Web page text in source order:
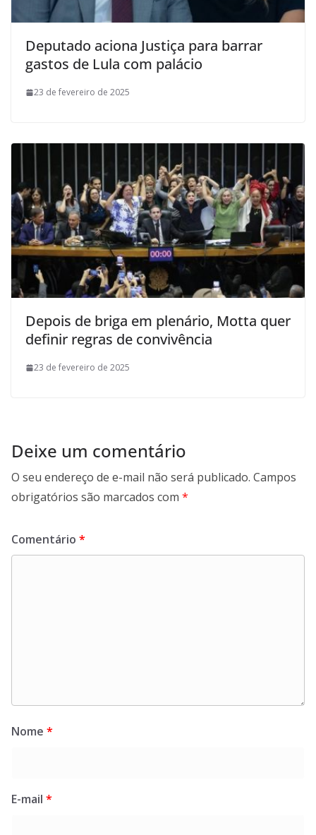
Deputado aciona Justiça para barrar
gastos de Lula com palácio
23 de fevereiro de 2025
Depois de briga em plenário, Motta quer
definir regras de convivência
23 de fevereiro de 2025
Deixe um comentário
O seu endereço de e-mail não será publicado. Campos
obrigatórios são marcados com *
Comentário *
Nome *
E-mail *